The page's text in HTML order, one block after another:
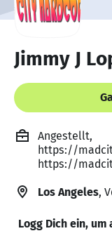
Jimmy J
Angestellt,
https://
https://
Los Angeles,
Logg Dich ein,